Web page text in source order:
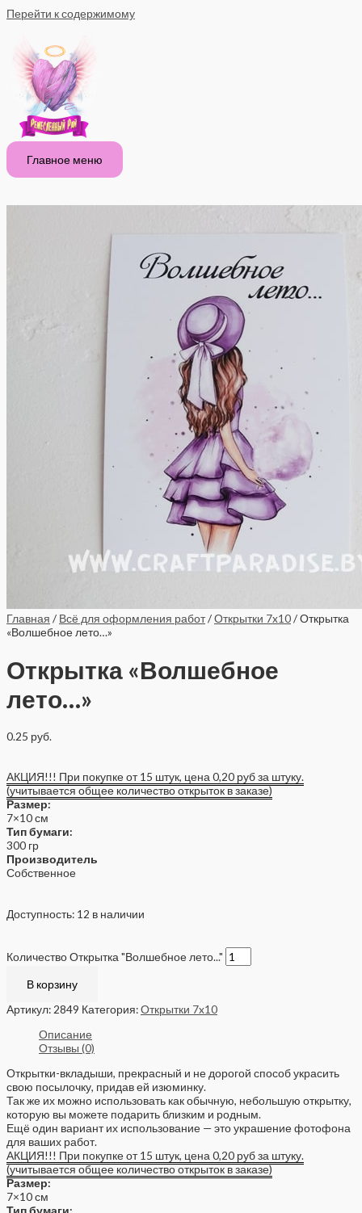
Перейти к содержимому
Главное меню
Главная / Всё для оформления работ/Открытки 7x10/ Открытка
«Волшебное лето…»
Открытка «Волшебное
лето…»
0.25 руб.
АКЦИЯ!!! При покупке от 15 штук, цена 0,20 руб за штуку.
(учитывается общее количество открыток в заказе)
Размер:
7×10 см
Тип бумаги:
300 гр
Производитель
Собственное
Доступность: 12 в наличии
Количество Открытка "Волшебное лето..."
В корзину
Артикул: 2849 Категория:Открытки 7x10
Описание
Отзывы (0)
Открытки-вкладыши, прекрасный и не дорогой способ украсить
свою посылочку, придав ей изюминку.
Так же их можно использовать как обычную, небольшую открытку,
которую вы можете подарить близким и родным.
Ещё один вариант их использование — это украшение фотофона
для ваших работ.
АКЦИЯ!!! При покупке от 15 штук, цена 0,20 руб за штуку.
(учитывается общее количество открыток в заказе)
Размер:
7×10 см
Тип бумаги: